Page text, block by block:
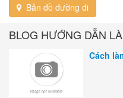
Bản đồ đường đi
BLOG HƯỚNG DẪN
Cách